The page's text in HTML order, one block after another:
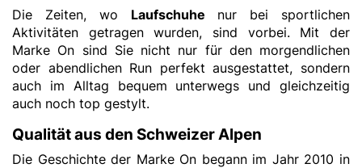
Die Zeiten, wo Laufschuhe nur bei sportlichen
Aktivitäten getragen wurden, sind vorbei. Mit der
Marke On sind Sie nicht nur für den morgendlichen
oder abendlichen Run perfekt ausgestattet, sondern
auch im Alltag bequem unterwegs und gleichzeitig
auch noch top gestylt.
Qualität aus den Schweizer Alpen
Die Geschichte der Marke On begann im Jahr 2010 in